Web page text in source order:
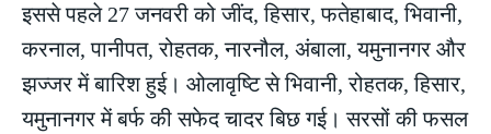
इससे पहले 27 जनवरी को जींद, हिसार, फतेहाबाद, भिवानी,
करनाल, पानीपत, रोहतक, नारनौल, अंबाला, यमुनानगर और
झज्जर में बारिश हुई। ओलावृष्टि से भिवानी, रोहतक, हिसार,
यमुनानगर में बर्फ की सफेद चादर बिछ गई। सरसों की फसल